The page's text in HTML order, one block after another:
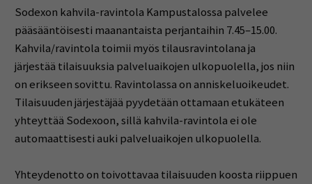
Sodexon kahvila-ravintola Kampustalossa palvelee
pääsääntöisesti maanantaista perjantaihin 7.45–15.00.
Kahvila/ravintola toimii myös tilausravintolana ja
järjestää tilaisuuksia palveluaikojen ulkopuolella, jos niin
on erikseen sovittu. Ravintolassa on anniskeluoikeudet.
Tilaisuuden järjestäjää pyydetään ottamaan etukäteen
yhteyttää Sodexoon,sillä kahvila-ravintola ei ole
automaattisesti auki palveluaikojen ulkopuolella.
Yhteydenotto on toivottavaa tilaisuuden koosta riippuen